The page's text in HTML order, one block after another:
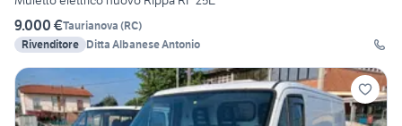
9.000 €Taurianova (RC)
Rivenditore Ditta Albanese Antonio